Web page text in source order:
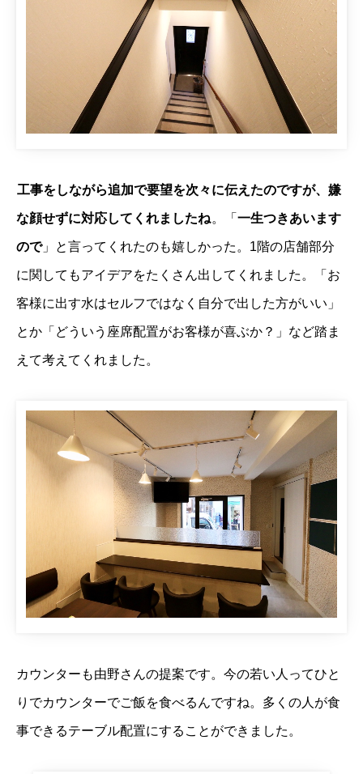
工事をしながら追加で要望を次々に伝えたのですが、嫌
な顔せずに対応してくれましたね。「 一生つきあいます
ので」と言ってくれたのも嬉しかった。1階の店舗部分
に関してもアイデアをたくさん出してくれました。「お
客様に出す水はセルフではなく自分で出した方がいい」
とか「どういう座席配置がお客様が喜ぶか？」など踏ま
えて考えてくれました。
カウンターも由野さんの提案です。今の若い人ってひと
りでカウンターでご飯を食べるんですね。多くの人が食
事できるテーブル配置にすることができました。